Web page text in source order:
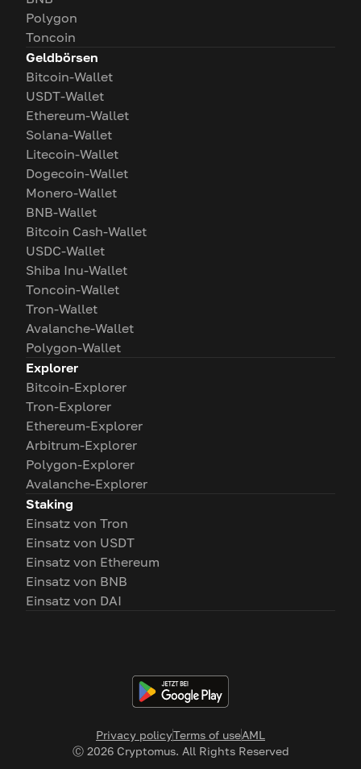
Privacy policyTerms of useAML
Ⓒ 2026Cryptomus. All Rights Reserved
Polygon
Toncoin
Geldbörsen
Bitcoin-Wallet
USDT-Wallet
Ethereum-Wallet
Solana-Wallet
Litecoin-Wallet
Dogecoin-Wallet
Monero-Wallet
BNB-Wallet
Bitcoin Cash-Wallet
USDC-Wallet
Shiba Inu-Wallet
Toncoin-Wallet
Tron-Wallet
Avalanche-Wallet
Polygon-Wallet
Explorer
Bitcoin-Explorer
Tron-Explorer
Ethereum-Explorer
Arbitrum-Explorer
Polygon-Explorer
Avalanche-Explorer
Staking
Einsatz von Tron
Einsatz von USDT
Einsatz von Ethereum
Einsatz von BNB
Einsatz von DAI